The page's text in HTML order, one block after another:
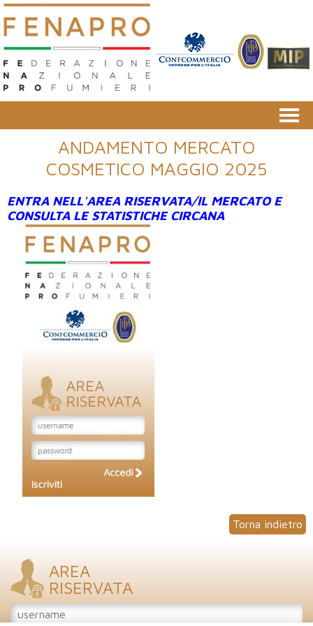
ANDAMENTO MERCATO
COSMETICO MAGGIO 2025
ENTRA NELL'AREA RISERVATA/IL MERCATO E
CONSULTA LE STATISTICHE CIRCANA
Torna indietro
AREA
RISERVATA